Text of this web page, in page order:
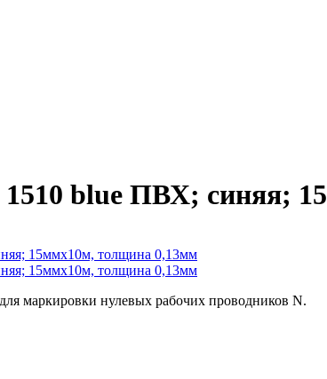
blue ПВХ; синяя;
маркировки нулевых рабочих проводников N.